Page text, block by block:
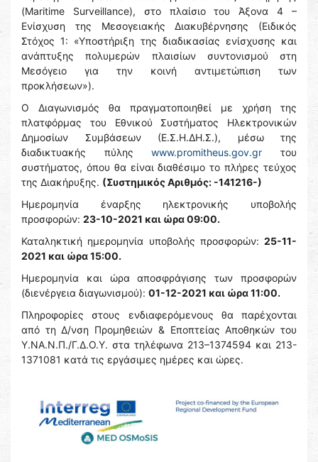
(Maritime Surveillance), στο πλαίσιο του Άξονα 4 –
Ενίσχυση της Μεσογειακής Διακυβέρνησης (Ειδικός
Στόχος 1: «Υποστήριξη της διαδικασίας ενίσχυσης και
ανάπτυξης πολυμερών πλαισίων συντονισμού στη
Μεσόγειο για την κοινή αντιμετώπιση των
προκλήσεων»).
Ο Διαγωνισμός θα πραγματοποιηθεί με χρήση της
πλατφόρμας του Εθνικού Συστήματος Ηλεκτρονικών
Δημοσίων Συμβάσεων (Ε.Σ.Η.ΔΗ.Σ.), μέσω της
διαδικτυακής πύληςwww.promitheus.gov.gr του
συστήματος, όπου θα είναι διαθέσιμο το πλήρες τεύχος
της Διακήρυξης. (Συστημικός Αριθμός: -141216-)
Ημερομηνία έναρξης ηλεκτρονικής υποβολής
προσφορών: 23-10-2021 και ώρα 09:00.
Καταληκτική ημερομηνία υποβολής προσφορών: 25-11-
2021 και ώρα 15:00.
Ημερομηνία και ώρα αποσφράγισης των προσφορών
(διενέργεια διαγωνισμού): 01-12-2021 και ώρα 11:00.
Πληροφορίες στους ενδιαφερόμενους θα παρέχονται
από τη Δ/νση Προμηθειών & Εποπτείας Αποθηκών του
Υ.ΝΑ.Ν.Π./Γ.Δ.Ο.Υ. στα τηλέφωνα 213–1374594 και 213-
1371081 κατά τις εργάσιμες ημέρες και ώρες.